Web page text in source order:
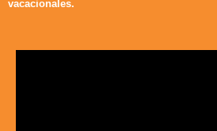
vacacionales.